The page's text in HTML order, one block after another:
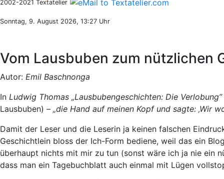
2002-2021 Textatelier
Sonntag, 9. August 2026, 13:27 Uhr
Vom Lausbuben zum nützlichen
Autor: Emil Baschnonga
In Ludwig Thomas „Lausbubengeschichten: Die Verlobung”
Lausbuben) – „die Hand auf meinen Kopf und sagte: ‚Wir
Damit der Leser und die Leserin ja keinen falschen
Geschichtlein bloss der Ich-Form bediene, weil das ein
überhaupt nichts mit mir zu tun (sonst wäre ich ja nie ein
dass man ein Tagebuchblatt auch einmal mit Lügen